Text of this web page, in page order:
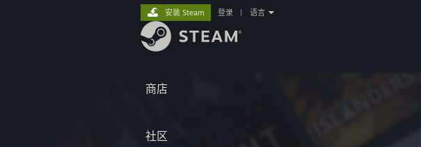
商店
社区
安装 Steam 登录 语言